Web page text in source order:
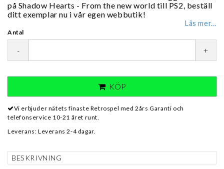
på Shadow Hearts - From the new world till PS2, beställ
ditt exemplar nu i vår egen webbutik!
Läs mer...
Antal
- +
KÖP
Vi erbjuder nätets finaste Retrospel med 2års Garanti och
telefonservice 10-21 året runt.
Leverans: Leverans 2-4 dagar.
BESKRIVNING